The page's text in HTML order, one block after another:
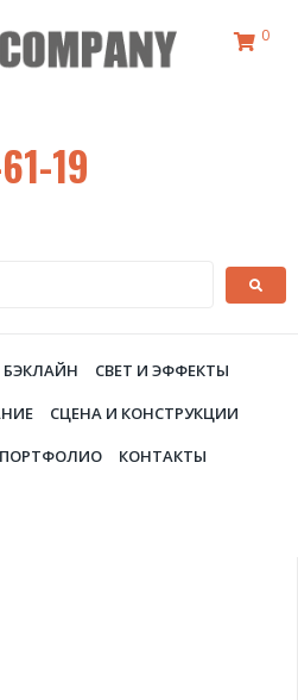
0
19
БЭКЛАЙН
СВЕТ И ЭФФЕКТЫ
СЦЕНА И КОНСТРУКЦИИ
ПОРТФОЛИО КОНТАКТЫ